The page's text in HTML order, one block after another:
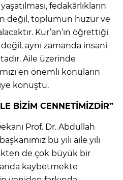
fedakârlıkların
değil, toplumun huzur ve
Kur’an’ın öğrettiği
aynı zamanda insani
Aile üzerinde
en önemli konuların
konuştu.
BİZİM CENNETİMİZDİR”
Prof. Dr. Abdullah
bu yılı aile yılı
de çok büyük bir
kaybetmekte